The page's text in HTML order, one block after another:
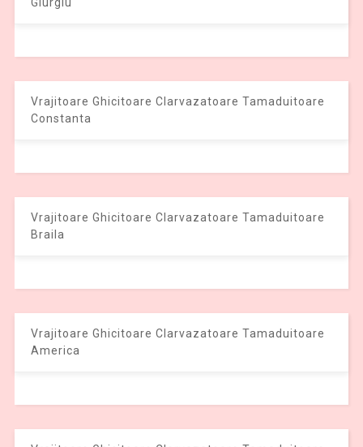
Vrajitoare Ghicitoare Clarvazatoare Tamaduitoare
Constanta
Vrajitoare Ghicitoare Clarvazatoare Tamaduitoare
Braila
Vrajitoare Ghicitoare Clarvazatoare Tamaduitoare
America